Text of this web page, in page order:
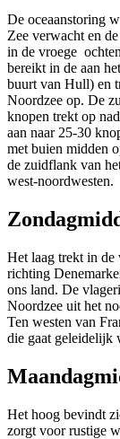
De oceaanstoring
Zee verwacht en
in de vroege
bereikt in de aan
buurt van Hull) en
Noordzee op. De
knopen trekt op
aan naar 25-30
met buien midden
de zuidflank van
west-noordwesten.
Het laag trekt in de
richting
ons land. De
Noordzee uit het
Ten westen van
die gaat geleidelijk
Het hoog bevindt
zorgt voor rustige